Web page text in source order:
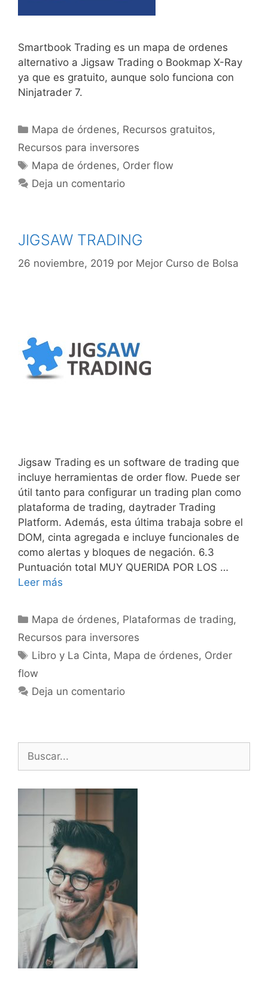
Smartbook Trading es un mapa de ordenes
alternativo a Jigsaw Trading o Bookmap X-Ray
ya que es gratuito, aunque solo funciona con
Ninjatrader 7.
Categorías
Mapa de órdenes, Recursos gratuitos,
Recursos para inversores
Etiquetas
Mapa de órdenes, Order flow
Deja un comentario
JIGSAW TRADING
26 noviembre, 2019 por Mejor Curso de Bolsa
Jigsaw Trading es un software de trading que
incluye herramientas de order flow. Puede ser
útil tanto para configurar un trading plan como
plataforma de trading, daytrader Trading
Platform. Además, esta última trabaja sobre el
DOM, cinta agregada e incluye funcionales de
como alertas y bloques de negación. 6.3
Puntuación total MUY QUERIDA POR LOS …
Leer más
Categorías
Mapa de órdenes, Plataformas de trading,
Recursos para inversores
Etiquetas
Libro y La Cinta, Mapa de órdenes, Order
flow
Deja un comentario